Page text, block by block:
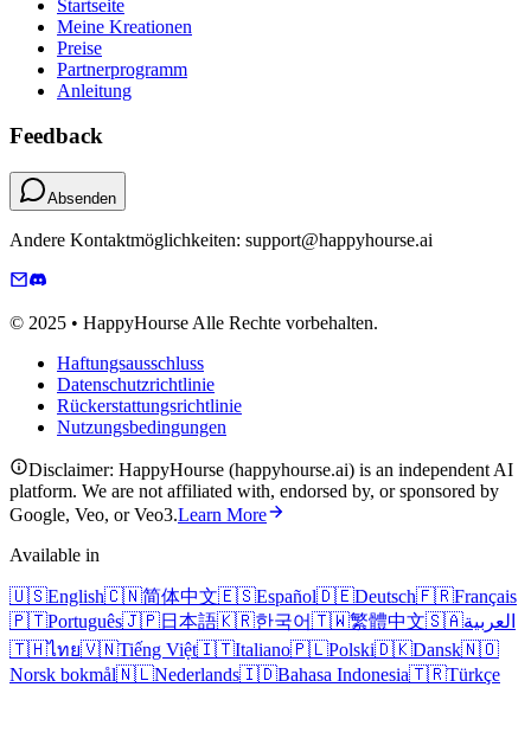
Startseite
Meine Kreationen
Preise
Partnerprogramm
Anleitung
Feedback
Absenden
Andere Kontaktmöglichkeiten: support@happyhourse.ai
© 2025 • HappyHourse Alle Rechte vorbehalten.
Haftungsausschluss
Datenschutzrichtlinie
Rückerstattungsrichtlinie
Nutzungsbedingungen
Disclaimer: HappyHourse (happyhourse.ai) is an independent AI
platform. We are not affiliated with, endorsed by, or sponsored by
Google, Veo, or Veo3.Learn More
Available in
🇺🇸English🇨🇳简体中文🇪🇸Español🇩🇪Deutsch🇫🇷Français
🇵🇹Português🇯🇵日本語🇰🇷한국어🇹🇼繁體中文🇸🇦العربية
🇹🇭ไทย🇻🇳Tiếng Việt🇮🇹Italiano🇵🇱Polski🇩🇰Dansk🇳🇴
Norsk bokmål🇳🇱Nederlands🇮🇩Bahasa Indonesia🇹🇷Türkçe